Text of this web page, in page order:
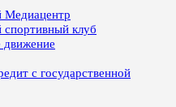
Медиацентр
спортивный клуб
движение
с государственной